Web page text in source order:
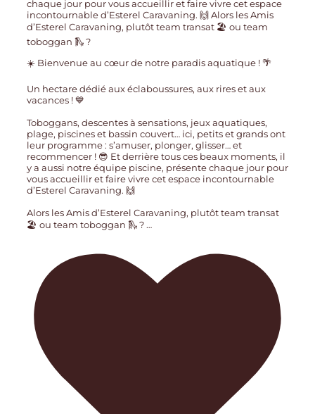
☀️ Bienvenue au cœur de notre paradis aquatique ! 🌴
Un hectare dédié aux éclaboussures, aux rires et aux
vacances ! 💙
Toboggans, descentes à sensations, jeux aquatiques,
plage, piscines et bassin couvert… ici, petits et grands ont
leur programme : s’amuser, plonger, glisser… et
recommencer ! 😎 Et derrière tous ces beaux moments, il
y a aussi notre équipe piscine, présente chaque jour pour
vous accueillir et faire vivre cet espace incontournable
d’Esterel Caravaning. 🙌
Alors les Amis d’Esterel Caravaning, plutôt team transat
🏖️ ou team toboggan 🛝 ?…